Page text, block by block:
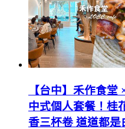
【台中】禾作食
中式個人套餐！桂
香三杯卷 道道都是